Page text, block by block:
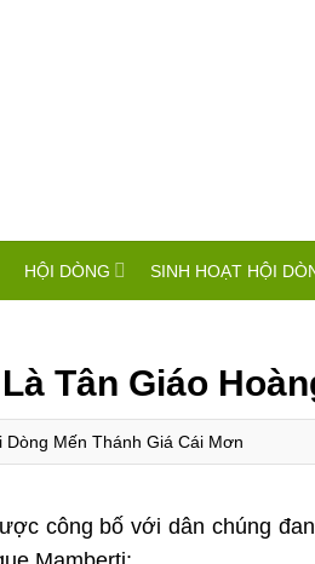
HỘI DÒNG SINH HOẠT HỘI
Tân Giáo
Dòng Mến Thánh Giá Cái Mơn
công bố với dân chúng